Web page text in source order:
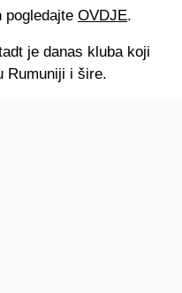
pogledajte OVDJE.
je danas kluba koji
Rumuniji i šire.